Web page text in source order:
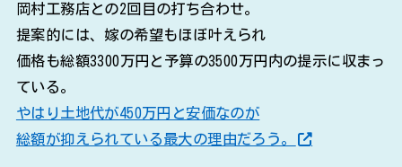
岡村工務店との2回目の打ち合わせ。
提案的には、嫁の希望もほぼ叶えられ
価格も総額3300万円と予算の3500万円内の提示に収まっ
ている。
やはり土地代が450万円と安価なのが
総額が抑えられている最大の理由だろう。